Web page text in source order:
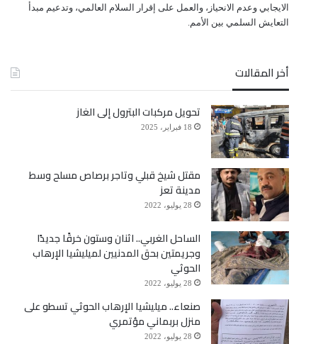
ﺍﻻﻳﺠﺎﺑﻲ ﻭﻋﺪﻡ ﺍﻻﻧﺤﻴﺎﺯ، ﻭﺍﻟﻌﻤﻞ ﻋﻠﻰ ﺇﻗﺮﺍﺭ ﺍﻟﺴﻼﻡ ﺍﻟﻌﺎﻟﻤﻲ، ﻭﺗﺪﻋﻴﻢ ﻣﺒﺪﺃ
ﺍﻟﺘﻌﺎﻳﺶ ﺍﻟﺴﻠﻤﻲ ﺑﻴﻦ ﺍﻷﻣﻢ.
أخر المقالات
تحويل مركبات البترول إلى الغاز
18 فبراير، 2025
مقتل شيخ قبلي وتاجر برصاص مسلح وسط
مدينة تعز
28 يوليو، 2022
الساحل الغربي.. اثنان وستون خرقًا جديدًا
وجريمتين بحق المدنيين لميليشيا الإرهاب
الحوثي
28 يوليو، 2022
صنعاء.. ميليشيا الإرهاب الحوثي تسطو على
منزل بربماني مؤتمري
28 يوليو، 2022